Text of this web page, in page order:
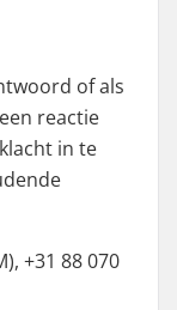
of als
reactie
in te
+31 88 070